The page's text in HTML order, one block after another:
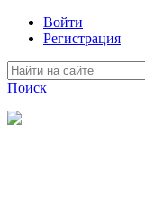
Войти
Регистрация
Поиск